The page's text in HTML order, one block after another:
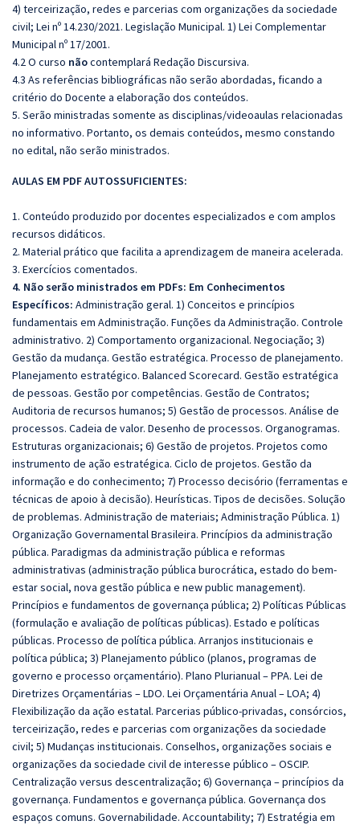
4) terceirização, redes e parcerias com organizações da sociedade
civil; Lei nº 14.230/2021. Legislação Municipal. 1) Lei Complementar
Municipal nº 17/2001.
4.2 O curso nãocontemplará Redação Discursiva.
4.3 As referências bibliográficas não serão abordadas, ficando a
critério do Docente a elaboração dos conteúdos.
5. Serão ministradas somente as disciplinas/videoaulas relacionadas
no informativo. Portanto, os demais conteúdos, mesmo constando
no edital, não serão ministrados.
AULAS EM PDF AUTOSSUFICIENTES:
1. Conteúdo produzido por docentes especializados e com amplos
recursos didáticos.
2. Material prático que facilita a aprendizagem de maneira acelerada.
3. Exercícios comentados.
4. Não serão ministrados em PDFs: Em Conhecimentos
Específicos: Administração geral. 1) Conceitos e princípios
fundamentais em Administração. Funções da Administração. Controle
administrativo. 2) Comportamento organizacional. Negociação; 3)
Gestão da mudança. Gestão estratégica. Processo de planejamento.
Planejamento estratégico. Balanced Scorecard. Gestão estratégica
de pessoas. Gestão por competências. Gestão de Contratos;
Auditoria de recursos humanos; 5) Gestão de processos. Análise de
processos. Cadeia de valor. Desenho de processos. Organogramas.
Estruturas organizacionais; 6) Gestão de projetos. Projetos como
instrumento de ação estratégica. Ciclo de projetos. Gestão da
informação e do conhecimento; 7) Processo decisório (ferramentas e
técnicas de apoio à decisão). Heurísticas. Tipos de decisões. Solução
de problemas. Administração de materiais; Administração Pública. 1)
Organização Governamental Brasileira. Princípios da administração
pública. Paradigmas da administração pública e reformas
administrativas (administração pública burocrática, estado do bem-
estar social, nova gestão pública e new public management).
Princípios e fundamentos de governança pública; 2) Políticas Públicas
(formulação e avaliação de políticas públicas). Estado e políticas
públicas. Processo de política pública. Arranjos institucionais e
política pública; 3) Planejamento público (planos, programas de
governo e processo orçamentário). Plano Plurianual – PPA. Lei de
Diretrizes Orçamentárias – LDO. Lei Orçamentária Anual – LOA; 4)
Flexibilização da ação estatal. Parcerias público-privadas, consórcios,
terceirização, redes e parcerias com organizações da sociedade
civil; 5) Mudanças institucionais. Conselhos, organizações sociais e
organizações da sociedade civil de interesse público – OSCIP.
Centralização versus descentralização; 6) Governança – princípios da
governança. Fundamentos e governança pública. Governança dos
espaços comuns. Governabilidade. Accountability; 7) Estratégia em